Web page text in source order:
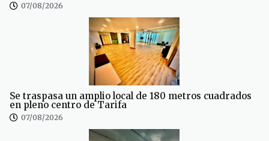
07/08/2026
Se traspasa un amplio local de 180 metros cuadrados
en pleno centro de Tarifa
07/08/2026